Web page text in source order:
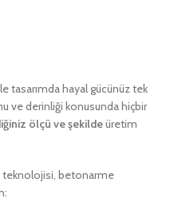
tasarımda hayal gücünüz tek
ve derinliği konusunda hiçbir
ölçü ve şekildeüretim
teknolojisi, betonarme